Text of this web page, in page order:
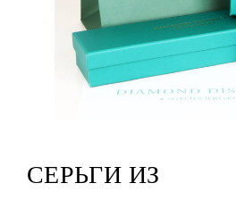
СЕРЬГИ ИЗ